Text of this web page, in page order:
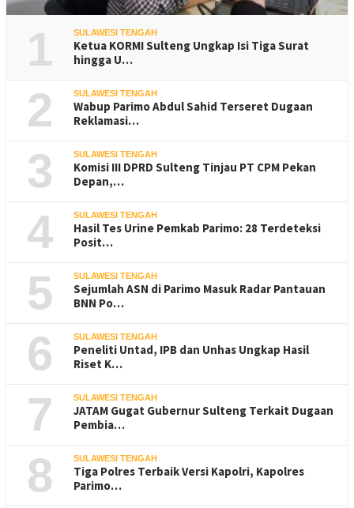
1 SULAWESI TENGAH
Ketua KORMI Sulteng Ungkap Isi Tiga Surat
hingga U…
2 SULAWESI TENGAH
Wabup Parimo Abdul Sahid Terseret Dugaan
Reklamasi…
3 SULAWESI TENGAH
Komisi III DPRD Sulteng Tinjau PT CPM Pekan
Depan,…
4 SULAWESI TENGAH
Hasil Tes Urine Pemkab Parimo: 28 Terdeteksi
Posit…
5 SULAWESI TENGAH
Sejumlah ASN di Parimo Masuk Radar Pantauan
BNN Po…
6 SULAWESI TENGAH
Peneliti Untad, IPB dan Unhas Ungkap Hasil
Riset K…
7 SULAWESI TENGAH
JATAM Gugat Gubernur Sulteng Terkait Dugaan
Pembia…
8 SULAWESI TENGAH
Tiga Polres Terbaik Versi Kapolri, Kapolres
Parimo…